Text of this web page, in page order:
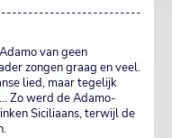
van geen
zongen graag en veel.
lied, maar tegelijk
Zo werd de Adamo-
Siciliaans, terwijl de